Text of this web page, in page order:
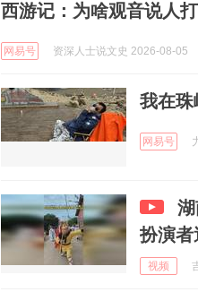
西游记：为啥观音说人
网易号 资深人士说文史 2026-08-05
我在珠
网易号
扮演者
视频